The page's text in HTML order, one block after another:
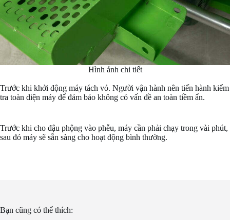
Hình ảnh chi tiết
Trước khi khởi động máy tách vỏ. Người vận hành nên tiến hành kiểm
tra toàn diện máy để đảm bảo không có vấn đề an toàn tiềm ẩn.
Trước khi cho đậu phộng vào phễu, máy cần phải chạy trong vài phút,
sau đó máy sẽ sẵn sàng cho hoạt động bình thường.
Bạn cũng có thể thích: